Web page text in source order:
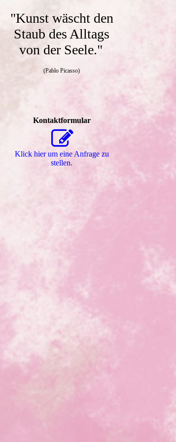
"Kunst wäscht den
Staub des Alltags
von der Seele."
(Pablo Picasso)
Kontaktformular
Klick hier um eine Anfrage zu
stellen.